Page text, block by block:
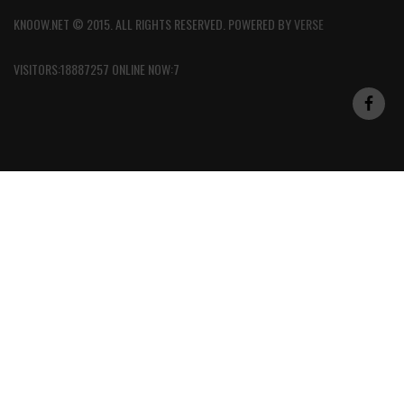
KNOOW.NET © 2015. ALL RIGHTS RESERVED. POWERED BYVERSE
VISITORS:18887257 ONLINE NOW:7